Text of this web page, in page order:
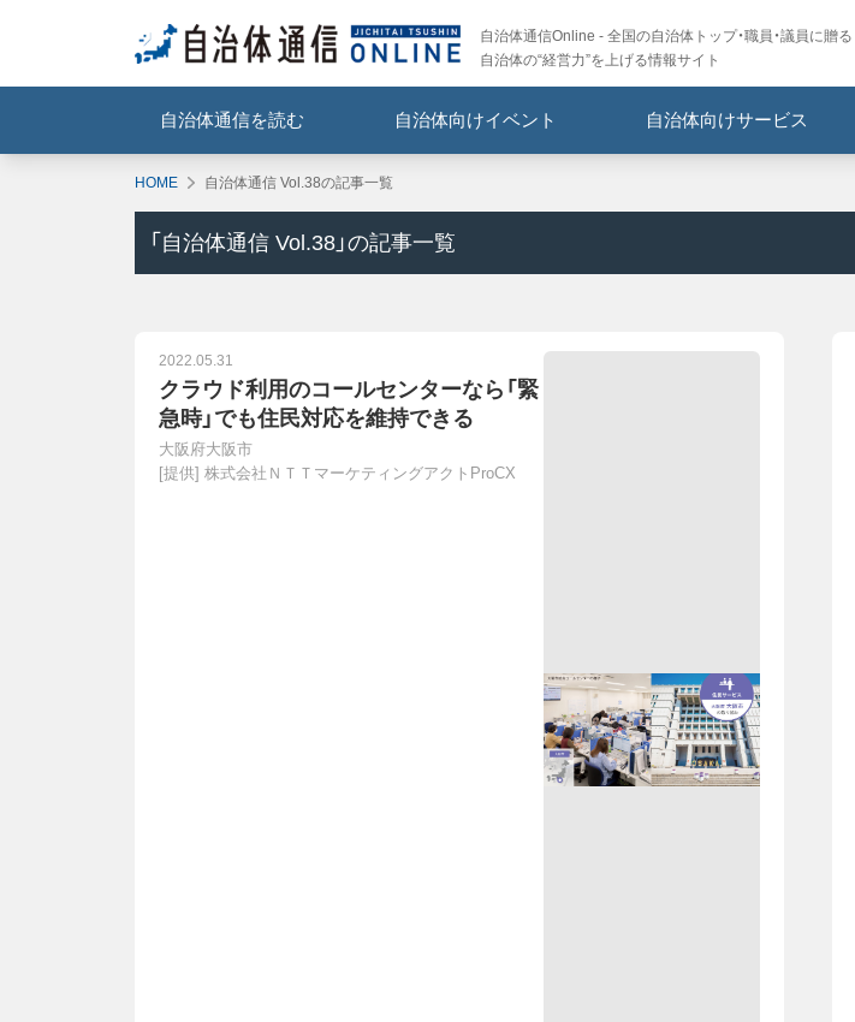
自治体通信Online - 全国の自治体トップ・職員・議員に贈る
自治体の“経営力”を上げる情報サイト
自治体通信を読む 自治体向けイベント 自治体向けサービス
HOME 自治体通信 Vol.38の記事一覧
「 自治体通信 Vol.38 」の記事一覧
2022.05.31
クラウド利用のコールセンターなら「緊
急時」でも住民対応を維持できる
大阪府大阪市
[提供] 株式会社ＮＴＴマーケティングアクトProCX